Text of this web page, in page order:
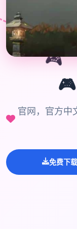
🎮
🎮
官网，官方中
免费下载